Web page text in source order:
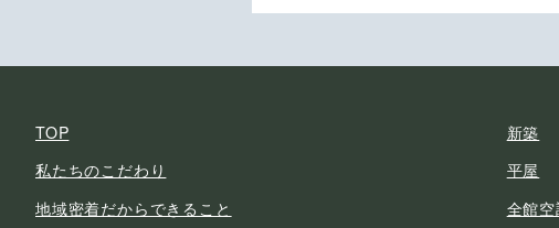
TOP
私たちのこだわり
地域密着だからできること
新築
平屋
全館